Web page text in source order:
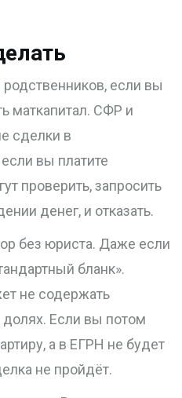
родственников, если вы
маткапитал. СФР и
сделки в
вы платите
проверить, запросить
денег, и отказать.
без юриста. Даже если
бланк».
не содержать
долях. Если вы потом
а в ЕГРН не будет
не пройдёт.